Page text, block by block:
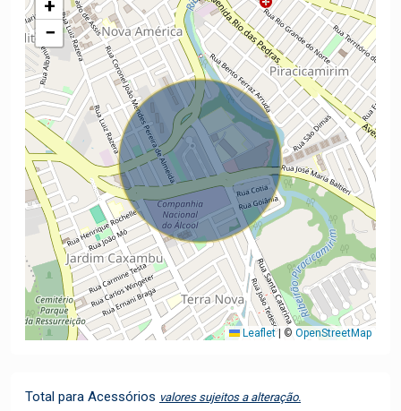
+
−
Leaflet © OpenStreetMap
Total para Acessórios valores sujeitos a alteração.